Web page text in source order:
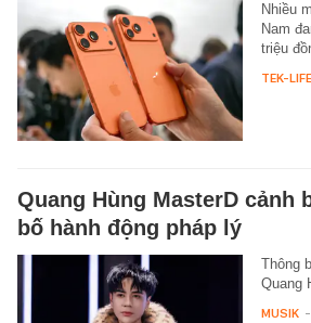
Nhiều
Nam
triệu
TEK-LIFE
Quang Hùng MasterD cảnh
bố hành động pháp lý
Thông
Quang
MUSIK -